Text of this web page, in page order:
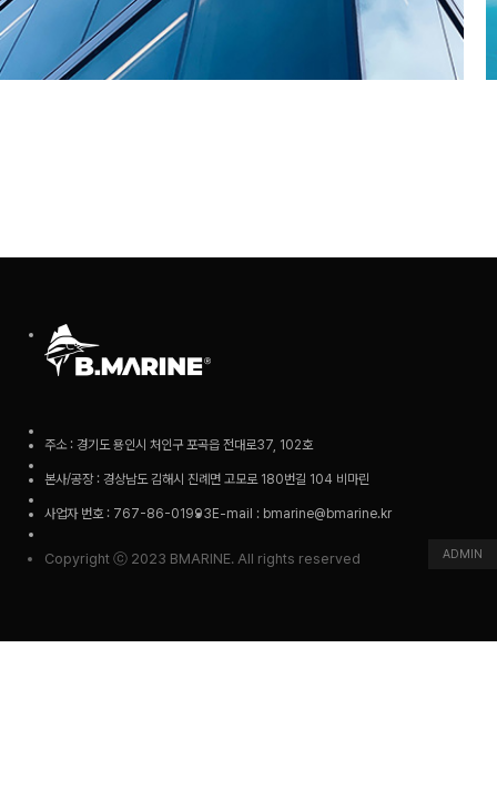
주소 : 경기도 용인시 처인구 포곡읍 전대로37, 102호
본사/공장 : 경상남도 김해시 진례면 고모로 180번길 104 비마린
사업자 번호 : 767-86-01993 E-mail : bmarine@bmarine.kr
Copyright ⓒ 2023 BMARINE. All rights reserved ADMIN